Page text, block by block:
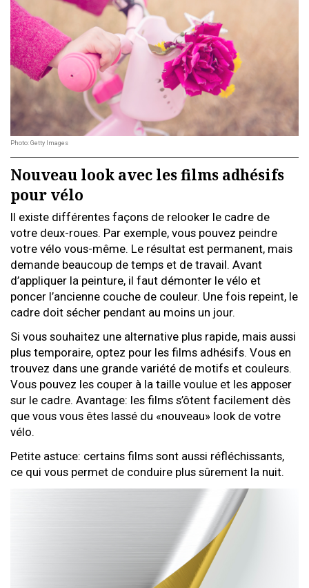
Photo: Getty Images
Nouveau look avec les films adhésifs
pour vélo
Il existe différentes façons de relooker le cadre de
votre deux-roues. Par exemple, vous pouvez peindre
votre vélo vous-même. Le résultat est permanent, mais
demande beaucoup de temps et de travail. Avant
d’appliquer la peinture, il faut démonter le vélo et
poncer l’ancienne couche de couleur. Une fois repeint, le
cadre doit sécher pendant au moins un jour.
Si vous souhaitez une alternative plus rapide, mais aussi
plus temporaire, optez pour les films adhésifs. Vous en
trouvez dans une grande variété de motifs et couleurs.
Vous pouvez les couper à la taille voulue et les apposer
sur le cadre. Avantage: les films s’ôtent facilement dès
que vous vous êtes lassé du «nouveau» look de votre
vélo.
Petite astuce: certains films sont aussi réfléchissants,
ce qui vous permet de conduire plus sûrement la nuit.